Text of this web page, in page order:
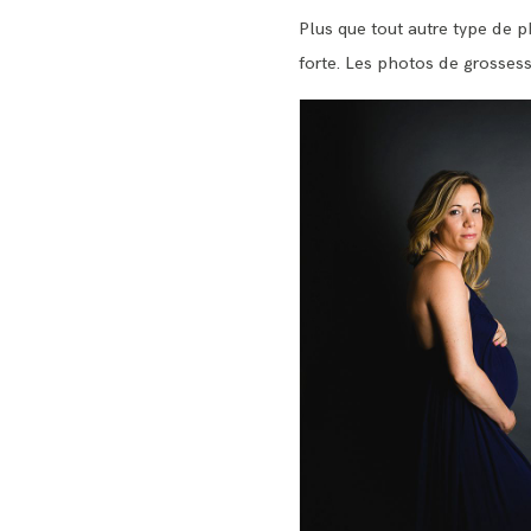
Plus que tout autre type de
forte. Les photos de